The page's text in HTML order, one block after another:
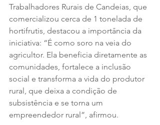
Trabalhadores Rurais de Candeias, que
comercializou cerca de 1 tonelada de
hortifrutis, destacou a importância da
iniciativa: “É como soro na veia do
agricultor. Ela beneficia diretamente as
comunidades, fortalece a inclusão
social e transforma a vida do produtor
rural, que deixa a condição de
subsistência e se torna um
empreendedor rural”, afirmou.